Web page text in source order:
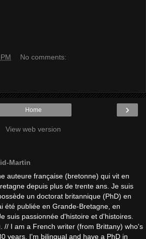
No comments:
›
Home
View web version
Martin
auteure française (bretonne) qui vit en
depuis plus de trente ans. Je suis
un doctorat britannique (PhD) en
été publiée en Grande-Bretagne, en
suis passionnée d'histoire et d'histoires.
// I am a French writer (from Brittany) who's
years. I'm bilingual and have a PhD in